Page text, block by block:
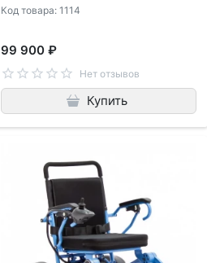
Код товара: 1114
99 900 ₽
Нет отзывов
Купить